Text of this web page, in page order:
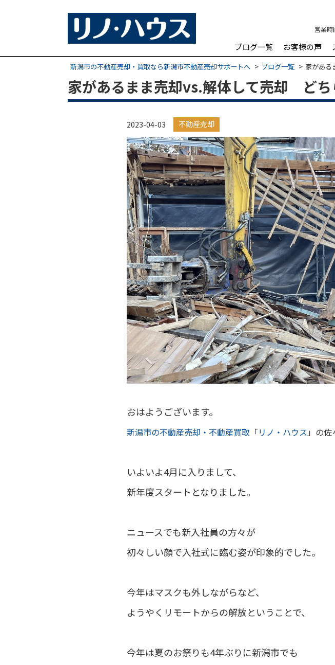
営業時
ブログ一覧 お客様の声
新潟市の不動産売却・買取なら新潟市不動産売却サポートへ ブログ一覧 家がある
家があるまま売却vs.解体して売却 どち
2023-04-03 不動産売却
おはようございます。
新潟市の不動産売却・不動産買取 「リノ・ハウス 」の佐
いよいよ4月に入りまして、
新年度スタートとなりました。
ニュースでも新入社員の方々が
初々しい顔で入社式に臨む姿が印象的でした。
今年はマスクも外しながらなど、
ようやくリモートからの解放ということで、
今年は夏のお祭りも4年ぶりに新潟市でも